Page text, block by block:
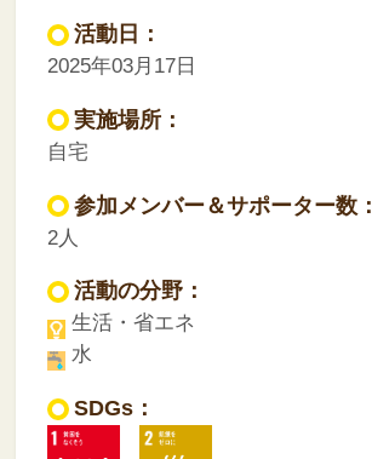
活動日：
2025年03月17日
実施場所：
自宅
参加メンバー＆サポーター数：
2人
活動の分野：
生活・省エネ
水
SDGs：